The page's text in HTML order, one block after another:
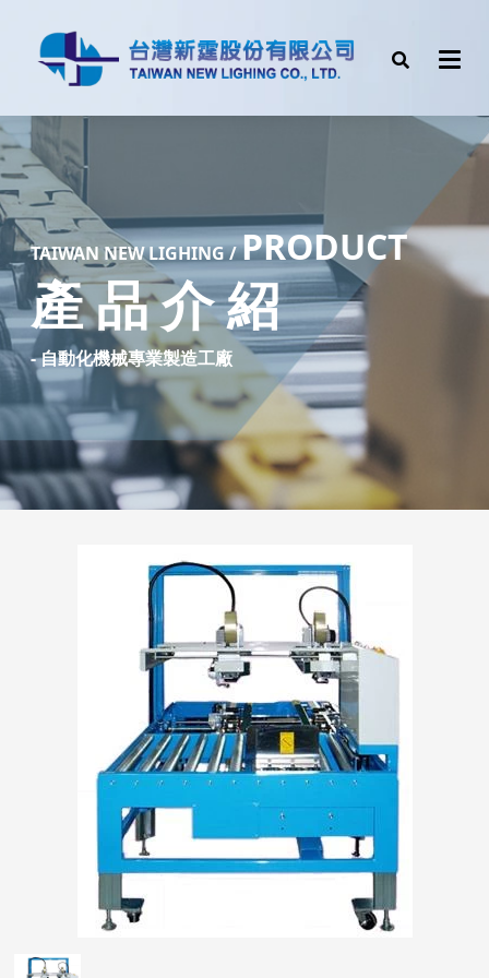
TAIWAN NEW LIGHING /PRODUCT
產 品 介 紹
- 自動化機械專業製造工廠